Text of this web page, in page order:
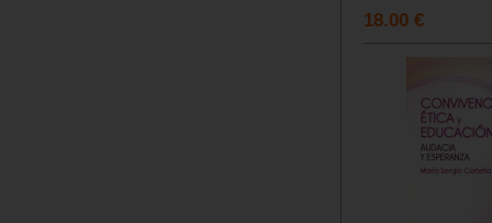
18.00 €